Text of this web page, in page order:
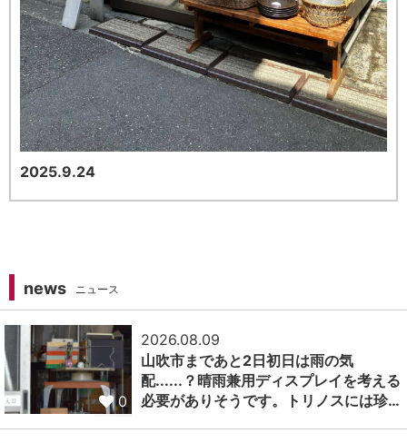
2025.9.24
news ニュース
0
2026.08.09
山吹市まであと2日初日は雨の気
配......？晴雨兼用ディスプレイを考える
必要がありそうです。トリノスには珍…